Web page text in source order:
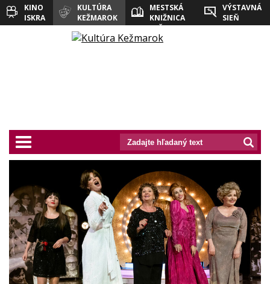
KINO
ISKRA
KULTÚRA
KEŽMAROK
MESTSKÁ
KNIŽNICA
KEŽMAROK
VÝSTAVNÁ
SIEŇ
prepnut_navigaciu